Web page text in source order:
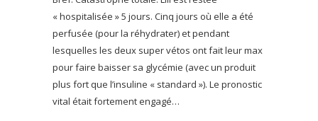
« hospitalisée » 5 jours. Cinq jours où elle a été
perfusée (pour la réhydrater) et pendant
lesquelles les deux super vétos ont fait leur max
pour faire baisser sa glycémie (avec un produit
plus fort que l’insuline « standard »). Le pronostic
vital était fortement engagé…